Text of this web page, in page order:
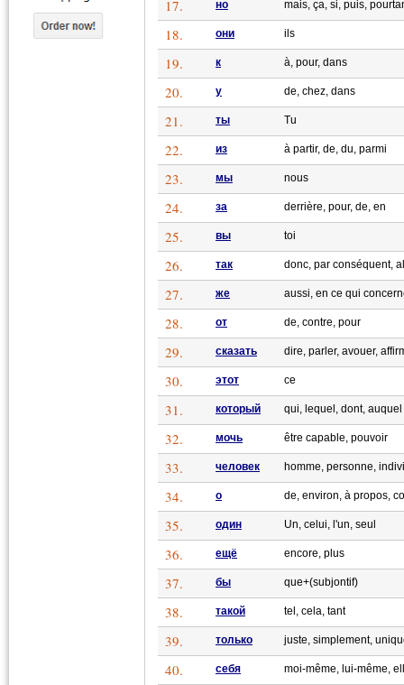
17. но mais, ça, si, puis,
18. они ils
19. к à, pour, dans
20. у de, chez, dans
21. ты Tu
22. из à partir, de, du, parmi
23. мы nous
24. за derrière, pour, de, en
25. вы toi
26. так donc, par conséquent,
27. же aussi, en ce qui
28. от de, contre, pour
29. сказать dire, parler, avouer,
30. этот ce
31. который qui, lequel, dont, auquel
32. мочь être capable, pouvoir
33. человек homme, personne,
34. о de, environ, à propos,
35. один Un, celui, l'un, seul
36. ещё encore, plus
37. бы que+(subjontif)
38. такой tel, cela, tant
39. только juste, simplement,
40. себя moi-même, lui-même,